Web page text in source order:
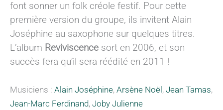
font sonner un folk créole festif. Pour cette
première version du groupe, ils invitent Alain
Joséphine au saxophone sur quelques titres.
L’album Reviviscence sort en 2006, et son
succès fera qu’il sera réédité en 2011 !
Musiciens : Alain Joséphine, Arsène Noël , Jean Tamas,
Jean-Marc Ferdinand, Joby Julienne